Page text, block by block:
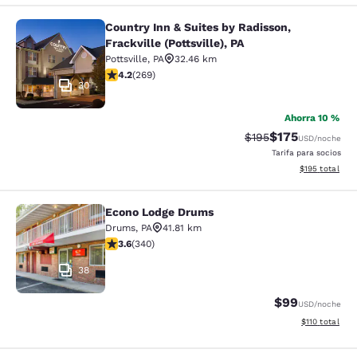
Country Inn & Suites by Radisson,
30
Country Inn & Suites by Radisson,
Frackville (Pottsville), PA
Pottsville, PA
32.46 km
calificación de 4.24 estrellas. Excelente. 269 reseñas
4.2(269)
Ahorra 10 %
Precio tachado:
$195Precio con
$175USD/noche
Tarifa para socios
Ver detalles
$195 total
Econo Lodge Drums
38
Econo Lodge Drums
Drums, PA
41.81 km
calificación de 3.62 estrellas. Bueno. 340 reseñas
3.6(340)
$99USD/noche
Ver detalles
$110 total